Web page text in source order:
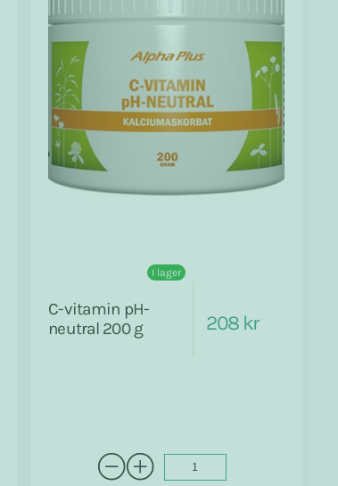
I lager
C-vitamin pH-
neutral 200 g
208 kr